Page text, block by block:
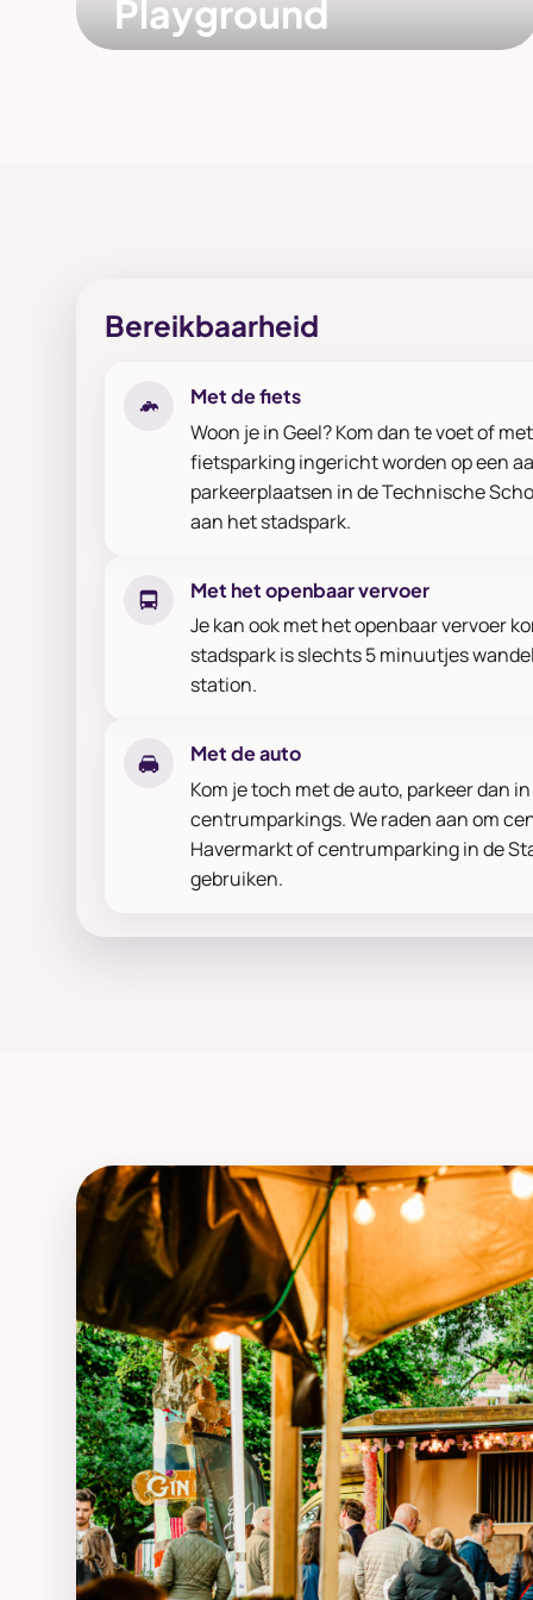
Playground
Bereikbaarheid
Met de fiets
Woon je in Geel? Kom dan te voet of
fietsparking ingericht worden op een
parkeerplaatsen in de Technische
aan het stadspark.
Met het openbaar vervoer
Je kan ook met het openbaar vervoer
stadspark is slechts 5 minuutjes
station.
Met de auto
Kom je toch met de auto, parkeer dan
centrumparkings. We raden aan om
Havermarkt of centrumparking in de
gebruiken.